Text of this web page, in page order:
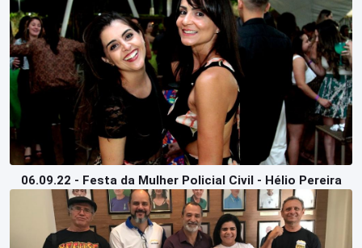
06.09.22 - Festa da Mulher Policial Civil - Hélio Pereira